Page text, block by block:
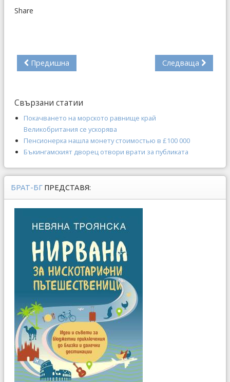
Share
Предишна Следваща
Свързани статии
Покачването на морското равнище край
Великобритания се ускорява
Пенсионерка нашла монету стоимостью в £100 000
Бъкингамският дворец отвори врати за публиката
БРАТ-БГ ПРЕДСТАВЯ: